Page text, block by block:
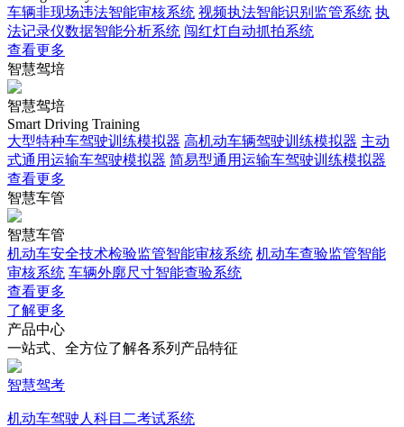
车辆非现场违法智能审核系统 视频执法智能识别监管系统 执
法记录仪数据智能分析系统 闯红灯自动抓拍系统
查看更多
智慧驾培
智慧驾培
Smart Driving Training
大型特种车驾驶训练模拟器 高机动车辆驾驶训练模拟器 主动
式通用运输车驾驶模拟器 简易型通用运输车驾驶训练模拟器
查看更多
智慧车管
智慧车管
机动车安全技术检验监管智能审核系统 机动车查验监管智能
审核系统 车辆外廓尺寸智能查验系统
查看更多
了解更多
产品中心
一站式、全方位了解各系列产品特征
智慧驾考
机动车驾驶人科目二考试系统